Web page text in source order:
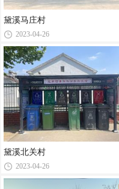
黛溪马庄村
2023-04-26
黛溪北关村
2023-04-26